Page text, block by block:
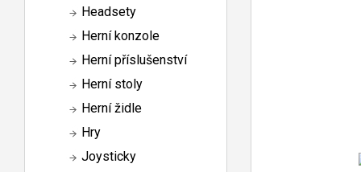
Headsety
Herní konzole
Herní příslušenství
Herní stoly
Herní židle
Hry
Joysticky